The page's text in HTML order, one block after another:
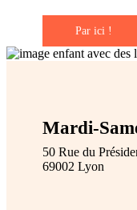
Par ici !
Mardi-
50 Rue du
69002 Lyon